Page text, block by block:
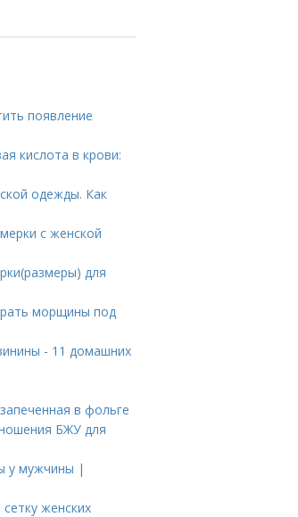
появление
кислота в крови:
одежды. Как
с женской
для
морщины под
- 11 домашних
в фольге
БЖУ для
у мужчины |
женских